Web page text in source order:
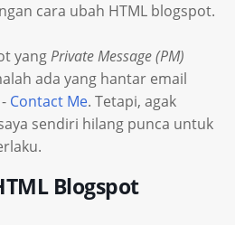
cara ubah HTML blogspot.
yangPrivate Message (PM)
ada yang hantar email
Contact Me. Tetapi, agak
sendiri hilang punca untuk
Blogspot